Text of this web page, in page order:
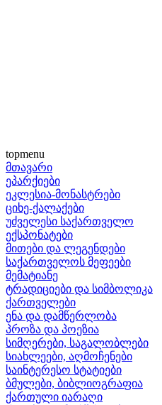
topmenu
მთავარი
ეპარქიები
ეკლესია-მონასტრები
ციხე-ქალაქები
უძველესი საქართველო
ექსპონატები
მითები და ლეგენდები
საქართველოს მეფეები
მემატიანე
ტრადიციები და სიმბოლიკა
ქართველები
ენა და დამწერლობა
პროზა და პოეზია
სიმღერები, საგალობლები
სიახლეები, აღმოჩენები
საინტერესო სტატიები
ბმულები, ბიბლიოგრაფია
ქართული იარაღი